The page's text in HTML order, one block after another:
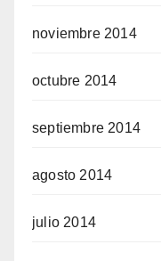
noviembre 2014
octubre 2014
septiembre 2014
agosto 2014
julio 2014